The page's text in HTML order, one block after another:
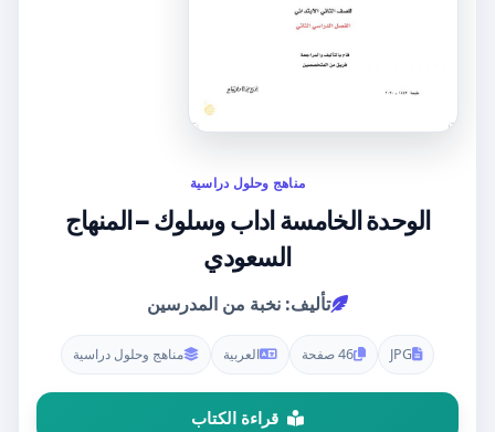
مناهج وحلول دراسية
الوحدة الخامسة اداب وسلوك – المنهاج
السعودي
تأليف: نخبة من المدرسين
JPG 46 صفحة العربية مناهج وحلول دراسية
قراءة الكتاب